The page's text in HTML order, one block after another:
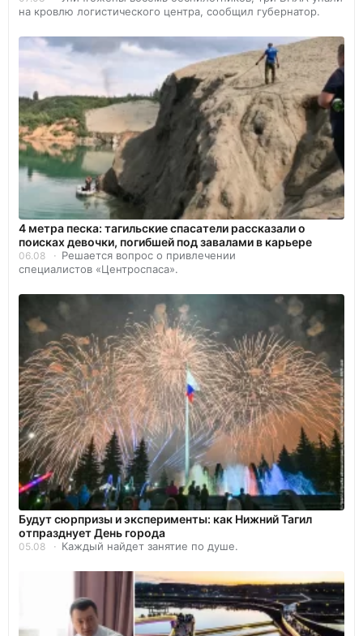
на кровлю логистического центра, сообщил губернатор.
4 метра песка: тагильские спасатели рассказали о
поисках девочки, погибшей под завалами в карьере
06.08
Решается вопрос о привлечении
специалистов «Центроспаса».
Будут сюрпризы и эксперименты: как Нижний Тагил
отпразднует День города
05.08 Каждый найдет занятие по душе.